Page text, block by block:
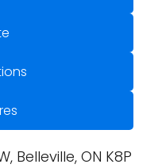
Belleville, ON K8P